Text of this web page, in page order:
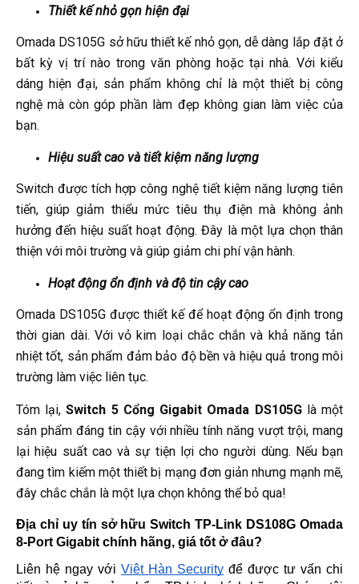
Thiết kế nhỏ gọn hiện đại
Omada DS105G sở hữu thiết kế nhỏ gọn, dễ dàng lắp đặt ở
bất kỳ vị trí nào trong văn phòng hoặc tại nhà. Với kiểu
dáng hiện đại, sản phẩm không chỉ là một thiết bị công
nghệ mà còn góp phần làm đẹp không gian làm việc của
bạn.
Hiệu suất cao và tiết kiệm năng lượng
Switch được tích hợp công nghệ tiết kiệm năng lượng tiên
tiến, giúp giảm thiểu mức tiêu thụ điện mà không ảnh
hưởng đến hiệu suất hoạt động. Đây là một lựa chọn thân
thiện với môi trường và giúp giảm chi phí vận hành.
Hoạt động ổn định và độ tin cậy cao
Omada DS105G được thiết kế để hoạt động ổn định trong
thời gian dài. Với vỏ kim loại chắc chắn và khả năng tản
nhiệt tốt, sản phẩm đảm bảo độ bền và hiệu quả trong môi
trường làm việc liên tục.
Tóm lại,Switch 5 Cổng Gigabit Omada DS105Glà một
sản phẩm đáng tin cậy với nhiều tính năng vượt trội, mang
lại hiệu suất cao và sự tiện lợi cho người dùng. Nếu bạn
đang tìm kiếm một thiết bị mạng đơn giản nhưng mạnh mẽ,
đây chắc chắn là một lựa chọn không thể bỏ qua!
Địa chỉ uy tín sở hữu Switch TP-Link DS108G Omada
8-Port Gigabit chính hãng, giá tốt ở đâu?
Liên hệ ngay với Việt Hàn Security để được tư vấn chi